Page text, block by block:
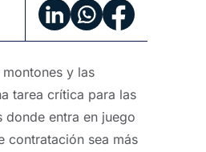
y las
tarea crítica para las
donde entra en juego
contratación sea más